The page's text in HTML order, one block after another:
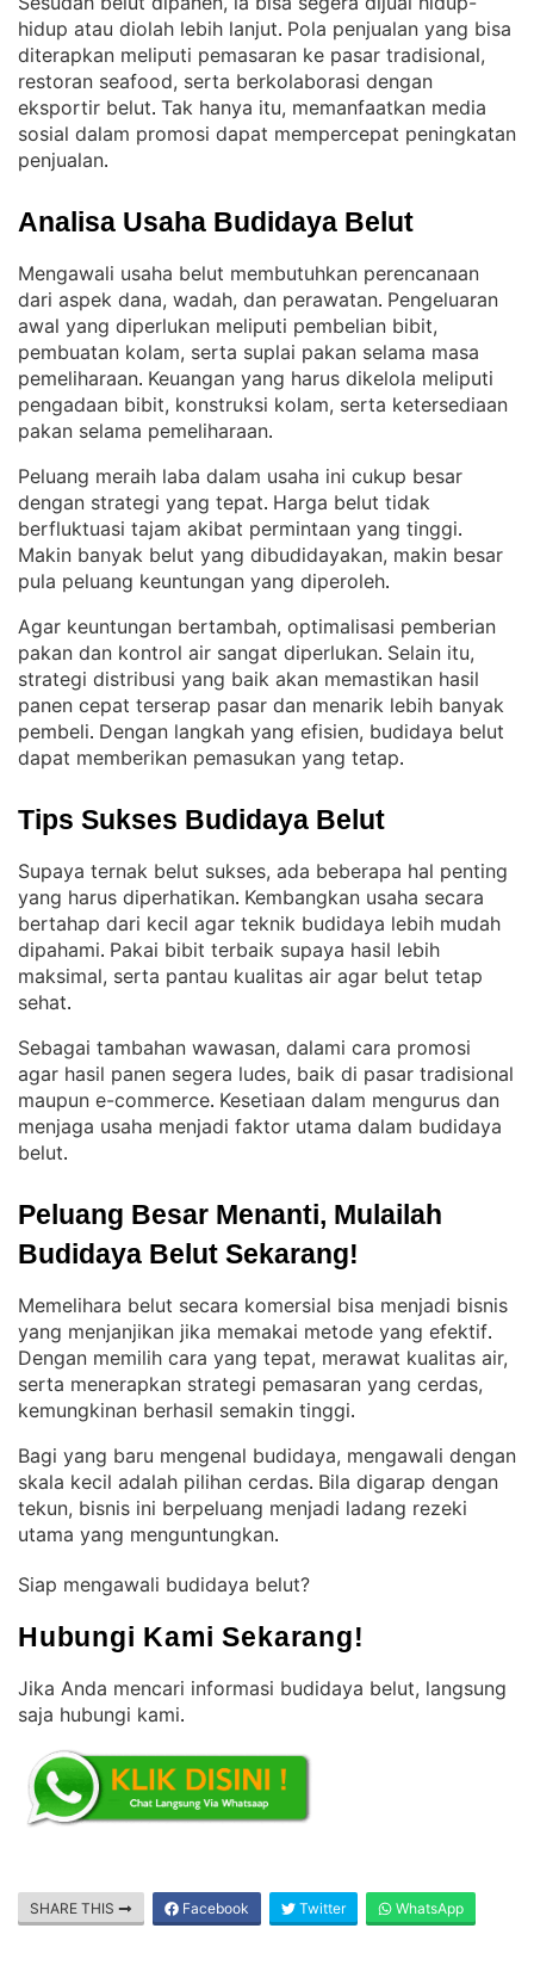
hidup atau diolah lebih lanjut. Pola penjualan yang bisa
diterapkan meliputi pemasaran ke pasar tradisional,
restoran seafood, serta berkolaborasi dengan
eksportir belut. Tak hanya itu, memanfaatkan media
sosial dalam promosi dapat mempercepat peningkatan
penjualan.
Analisa Usaha Budidaya Belut
Mengawali usaha belut membutuhkan perencanaan
dari aspek dana, wadah, dan perawatan. Pengeluaran
awal yang diperlukan meliputi pembelian bibit,
pembuatan kolam, serta suplai pakan selama masa
pemeliharaan. Keuangan yang harus dikelola meliputi
pengadaan bibit, konstruksi kolam, serta ketersediaan
pakan selama pemeliharaan.
Peluang meraih laba dalam usaha ini cukup besar
dengan strategi yang tepat. Harga belut tidak
berfluktuasi tajam akibat permintaan yang tinggi
Makin banyak belut yang dibudidayakan, makin besar
pula peluang keuntungan yang diperoleh.
Agar keuntungan bertambah, optimalisasi pemberian
pakan dan kontrol air sangat diperlukan. Selain itu,
strategi distribusi yang baik akan memastikan hasil
panen cepat terserap pasar dan menarik lebih banyak
pembeli. Dengan langkah yang efisien, budidaya belut
dapat memberikan pemasukan yang tetap.
Tips Sukses Budidaya Belut
Supaya ternak belut sukses, ada beberapa hal penting
yang harus diperhatikan. Kembangkan usaha secara
bertahap dari kecil agar teknik budidaya lebih mudah
dipahami. Pakai bibit terbaik supaya hasil lebih
maksimal, serta pantau kualitas air agar belut tetap
sehat.
Sebagai tambahan wawasan, dalami cara promosi
agar hasil panen segera ludes, baik di pasar tradisional
maupun e-commerce. Kesetiaan dalam mengurus dan
menjaga usaha menjadi faktor utama dalam budidaya
belut.
Peluang Besar Menanti, Mulailah
Budidaya Belut Sekarang!
Memelihara belut secara komersial bisa menjadi bisnis
yang menjanjikan jika memakai metode yang efektif
Dengan memilih cara yang tepat, merawat kualitas air,
serta menerapkan strategi pemasaran yang cerdas,
kemungkinan berhasil semakin tinggi.
Bagi yang baru mengenal budidaya, mengawali dengan
skala kecil adalah pilihan cerdas. Bila digarap dengan
tekun, bisnis ini berpeluang menjadi ladang rezeki
utama yang menguntungkan.
Siap mengawali budidaya belut?
Hubungi Kami Sekarang!
Jika Anda mencari informasi budidaya belut, langsung
saja hubungi kami.
SHARE THIS Facebook Twitter WhatsApp